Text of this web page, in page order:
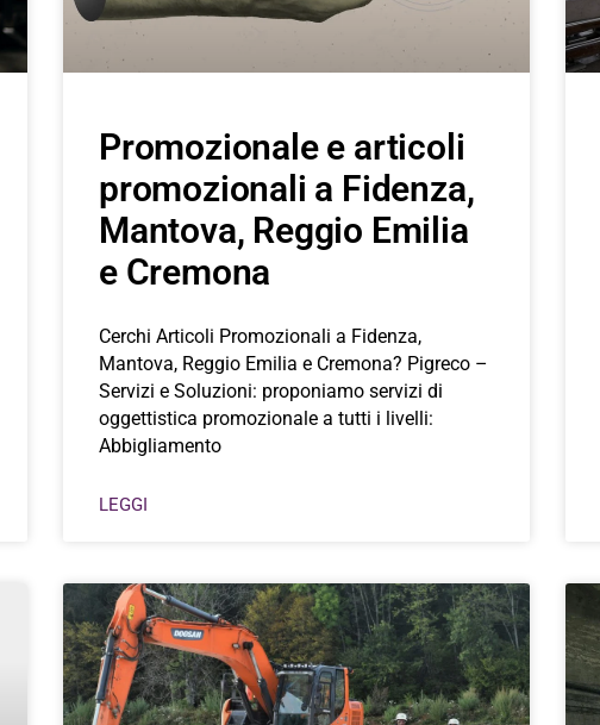
Promozionale e articoli
promozionali a Fidenza,
Mantova, Reggio Emilia
e Cremona
Cerchi Articoli Promozionali a Fidenza,
Mantova, Reggio Emilia e Cremona? Pigreco –
Servizi e Soluzioni: proponiamo servizi di
oggettistica promozionale a tutti i livelli:
Abbigliamento
LEGGI